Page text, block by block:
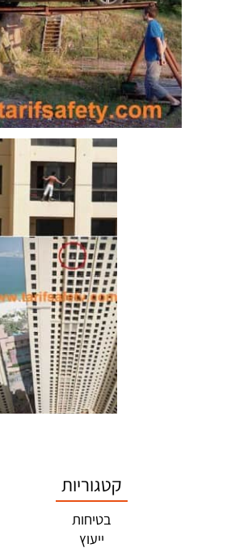
קטגוריות